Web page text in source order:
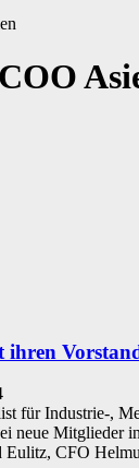
ihren
für Industrie-,
neue Mitglieder
Eulitz, CFO